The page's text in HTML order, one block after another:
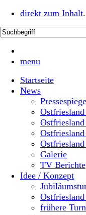
direkt zum Inhalt.
menu
Startseite
News
Galerie
TV Berichte
Idee / Konzept
frühere